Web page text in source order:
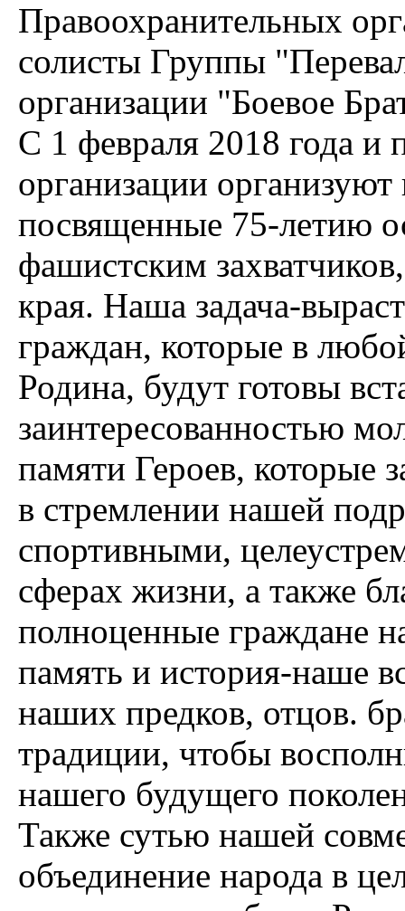
Правоохранительных
солисты Группы
организации "Боевое
С 1 февраля 2018 года
организации
посвященные 75-летию
фашистским
края. Наша задача-
граждан, которые в
Родина, будут готовы
заинтересованностью
памяти Героев, которые
в стремлении нашей
спортивными,
сферах жизни, а также
полноценные граждане
память и история-наше
наших предков, отцов.
традиции, чтобы
нашего будущего
Также сутью нашей
объединение народа в